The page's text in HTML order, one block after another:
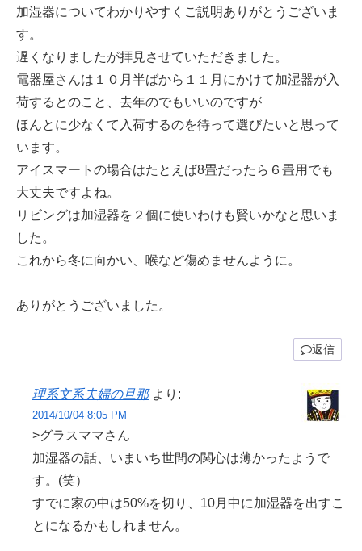
加湿器についてわかりやすくご説明ありがとうございま
す。
遅くなりましたが拝見させていただきました。
電器屋さんは１０月半ばから１１月にかけて加湿器が入
荷するとのこと、去年のでもいいのですが
ほんとに少なくて入荷するのを待って選びたいと思って
います。
アイスマートの場合はたとえば8畳だったら６畳用でも
大丈夫ですよね。
リビングは加湿器を２個に使いわけも賢いかなと思いま
した。
これから冬に向かい、喉など傷めませんように。
ありがとうございました。
返信
理系文系夫婦の旦那 より:
2014/10/04 8:05 PM
>グラスママさん
加湿器の話、いまいち世間の関心は薄かったようで
す。(笑）
すでに家の中は50%を切り、10月中に加湿器を出すこ
とになるかもしれません。